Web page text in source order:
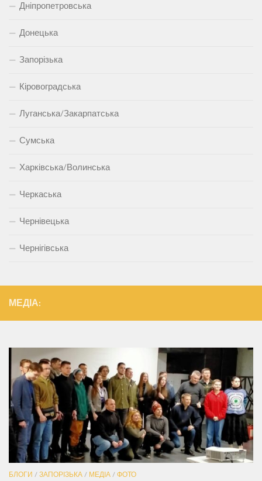
Дніпропетровська
Донецька
Запорізька
Кіровоградська
Луганська/Закарпатська
Сумська
Харківська/Волинська
Черкаська
Чернівецька
Чернігівська
МЕДІА:
БЛОГИ / ЗАПОРІЗЬКА / МЕДІА / ФОТО